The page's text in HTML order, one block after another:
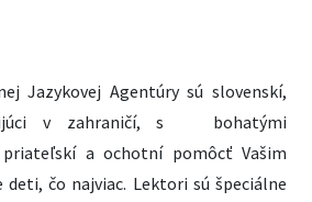
Jazykovej Agentúry sú slovenskí,
v zahraničí, s bohatými
a ochotní pomôcť Vašim
deti, čo najviac. Lektori sú špeciálne